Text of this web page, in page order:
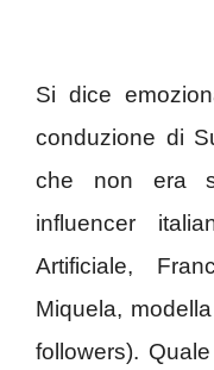
Si dice
conduzione di
che non era
influencer
Artificiale,
Miquela,
followers).